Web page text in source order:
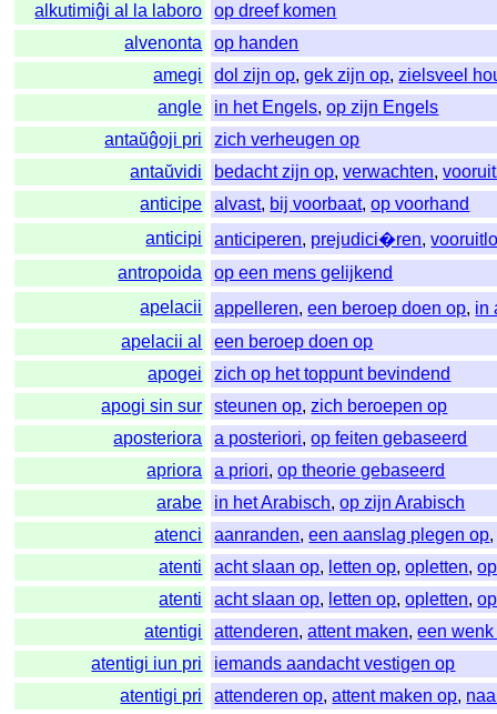
alkutimiĝi al la laboro
op dreef komen
alvenonta
op handen
amegi
dol zijn op,gek zijn op,zielsveel
angle
in het Engels,op zijn Engels
antaŭĝoji pri
zich verheugen op
antaŭvidi
bedacht zijn op,verwachten,
anticipe
alvast, bij voorbaat,op voorhand
anticipi
anticiperen, prejudici�ren,
antropoida
op een mens gelijkend
apelacii
appelleren,een beroep doen op, in
apelacii al
een beroep doen op
apogei
zich op het toppunt bevindend
apogi sin sur
steunen op,zich beroepen op
aposteriora
a posteriori,op feiten gebaseerd
apriora
a priori,op theorie gebaseerd
arabe
in het Arabisch,op zijn Arabisch
atenci
aanranden,een aanslag plegen op
atenti
acht slaan op, letten op,opletten,
atenti
acht slaan op, letten op,opletten,
atentigi
attenderen,attent maken,een
atentigi iun pri
iemands aandacht vestigen op
atentigi pri
attenderen op,attent maken op,